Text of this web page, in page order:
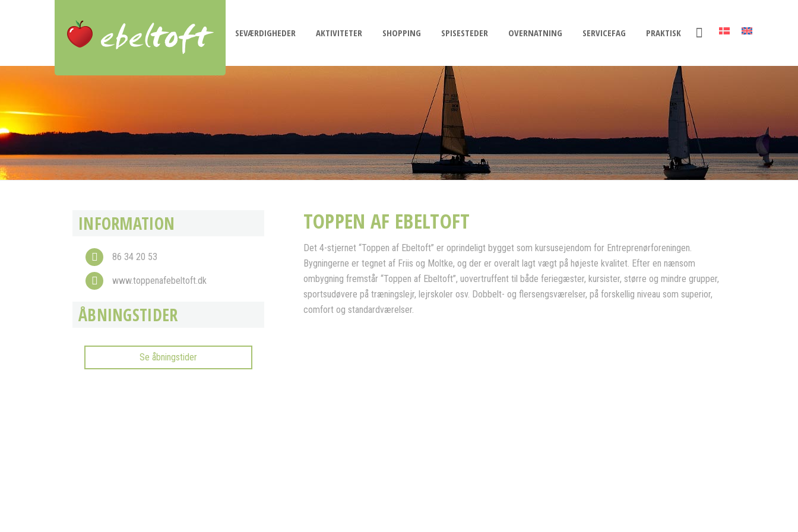
SEVÆRDIGHEDER AKTIVITETER SHOPPING SPISESTEDER OVERNATNING SERVICEFAG PRAKTISK
INFORMATION
86 34 20 53
www.toppenafebeltoft.dk
ÅBNINGSTIDER
Se åbningstider
TOPPEN AF EBELTOFT
Det 4-stjernet “Toppen af Ebeltoft” er oprindeligt bygget som kursusejendom for Entreprenørforeningen.
Bygningerne er tegnet af Friis og Moltke, og der er overalt lagt vægt på højeste kvalitet. Efter en nænsom
ombygning fremstår “Toppen af Ebeltoft”, uovertruffent til både feriegæster, kursister, større og mindre grupper,
sportsudøvere på træningslejr, lejrskoler osv. Dobbelt- og flersengsværelser, på forskellig niveau som superior,
comfort og standardværelser.